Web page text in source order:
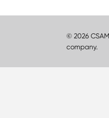
© 2026
company.